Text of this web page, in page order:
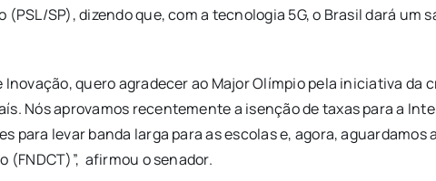
SP), dizendo que, com a tecnologia 5G, o Brasil dará um
quero agradecer ao Major Olímpio pela iniciativa da
Nós aprovamos recentemente a isenção de taxas para a
para levar banda larga para as escolas e, agora, aguardamos
afirmou o senador.